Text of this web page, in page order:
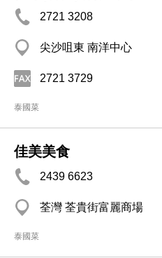
2721 3208
尖沙咀東 南洋中心
2721 3729
泰國菜
佳美美食
2439 6623
荃灣 荃貴街富麗商場
泰國菜